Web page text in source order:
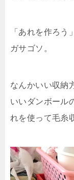
「あれを作ろ
ガサゴソ。
なんかいい収納
いいダンボール
れを使って毛糸